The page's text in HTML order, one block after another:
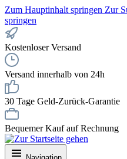
Zum Hauptinhalt springen Zur
springen
Kostenloser Versand
Versand innerhalb von 24h
30 Tage Geld-Zurück-Garantie
Bequemer Kauf auf Rechnung